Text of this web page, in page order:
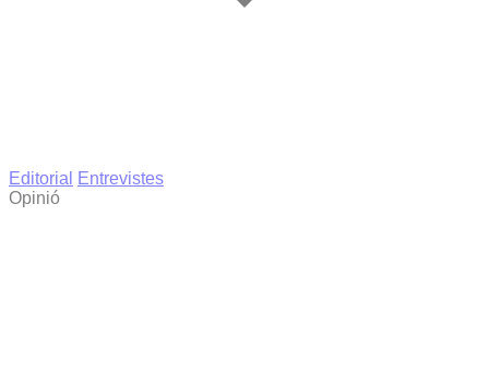
Editorial
Entrevistes
Opinió